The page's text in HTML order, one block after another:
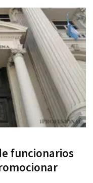
funcionarios